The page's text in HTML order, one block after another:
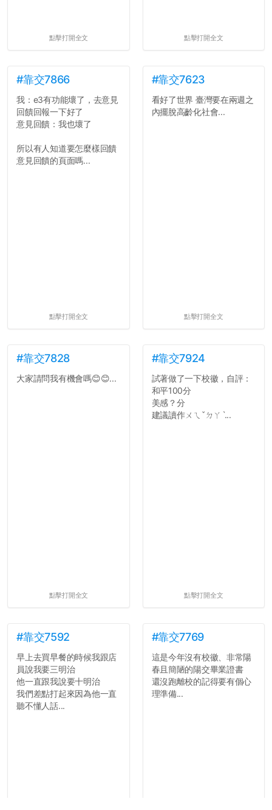
點擊打開全文 點擊打開全文
#靠交7866
我：e3有功能壞了，去意見
回饋回報一下好了
意見回饋：我也壞了
所以有人知道要怎麼樣回饋
意見回饋的頁面嗎...
點擊打開全文
#靠交7623
看好了世界 臺灣要在兩週之
內擺脫高齡化社會...
點擊打開全文
#靠交7828
大家請問我有機會嗎😊😊...
點擊打開全文
#靠交7924
試著做了一下校徽，自評：
和平100分
美感？分
建議讀作ㄨㄟˇㄉㄚˋ...
點擊打開全文
#靠交7592
早上去買早餐的時候我跟店
員說我要三明治
他一直跟我說要十明治
我們差點打起來因為他一直
聽不懂人話...
#靠交7769
這是今年沒有校徽、非常陽
春且簡陋的陽交畢業證書
還沒跑離校的記得要有個心
理準備...